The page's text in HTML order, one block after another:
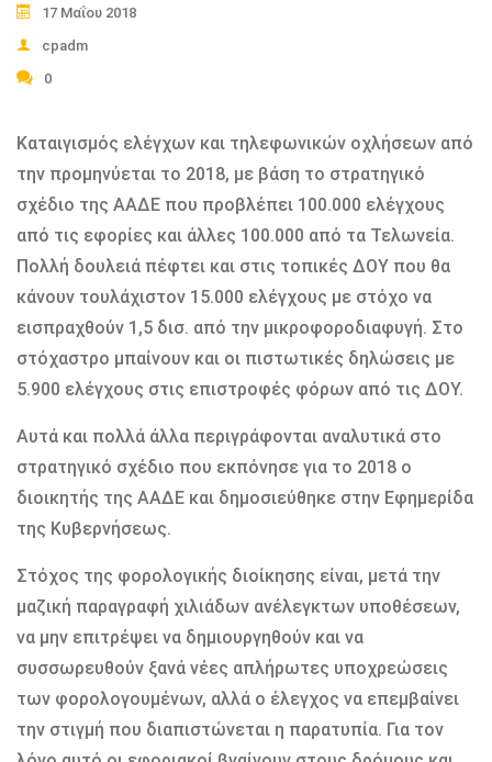
17 Μαΐου 2018
cpadm
0
Καταιγισμός ελέγχων και τηλεφωνικών οχλήσεων από
την προμηνύεται το 2018, με βάση το στρατηγικό
σχέδιο της ΑΑΔΕ που προβλέπει 100.000 ελέγχους
από τις εφορίες και άλλες 100.000 από τα Τελωνεία.
Πολλή δουλειά πέφτει και στις τοπικές ΔΟΥ που θα
κάνουν τουλάχιστον 15.000 ελέγχους με στόχο να
εισπραχθούν 1,5 δισ. από την μικροφοροδιαφυγή. Στο
στόχαστρο μπαίνουν και οι πιστωτικές δηλώσεις με
5.900 ελέγχους στις επιστροφές φόρων από τις ΔΟΥ.
Αυτά και πολλά άλλα περιγράφονται αναλυτικά στο
στρατηγικό σχέδιο που εκπόνησε για το 2018 ο
διοικητής της ΑΑΔΕ και δημοσιεύθηκε στην Εφημερίδα
της Κυβερνήσεως.
Στόχος της φορολογικής διοίκησης είναι, μετά την
μαζική παραγραφή χιλιάδων ανέλεγκτων υποθέσεων,
να μην επιτρέψει να δημιουργηθούν και να
συσσωρευθούν ξανά νέες απλήρωτες υποχρεώσεις
των φορολογουμένων, αλλά ο έλεγχος να επεμβαίνει
την στιγμή που διαπιστώνεται η παρατυπία. Για τον